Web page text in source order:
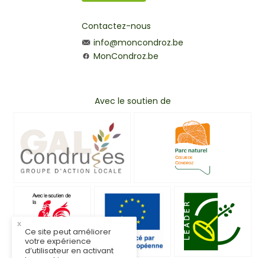
Contactez-nous
info@moncondroz.be
MonCondroz.be
Avec le soutien de
x
Ce site peut améliorer
votre expérience
d’utilisateur en activant